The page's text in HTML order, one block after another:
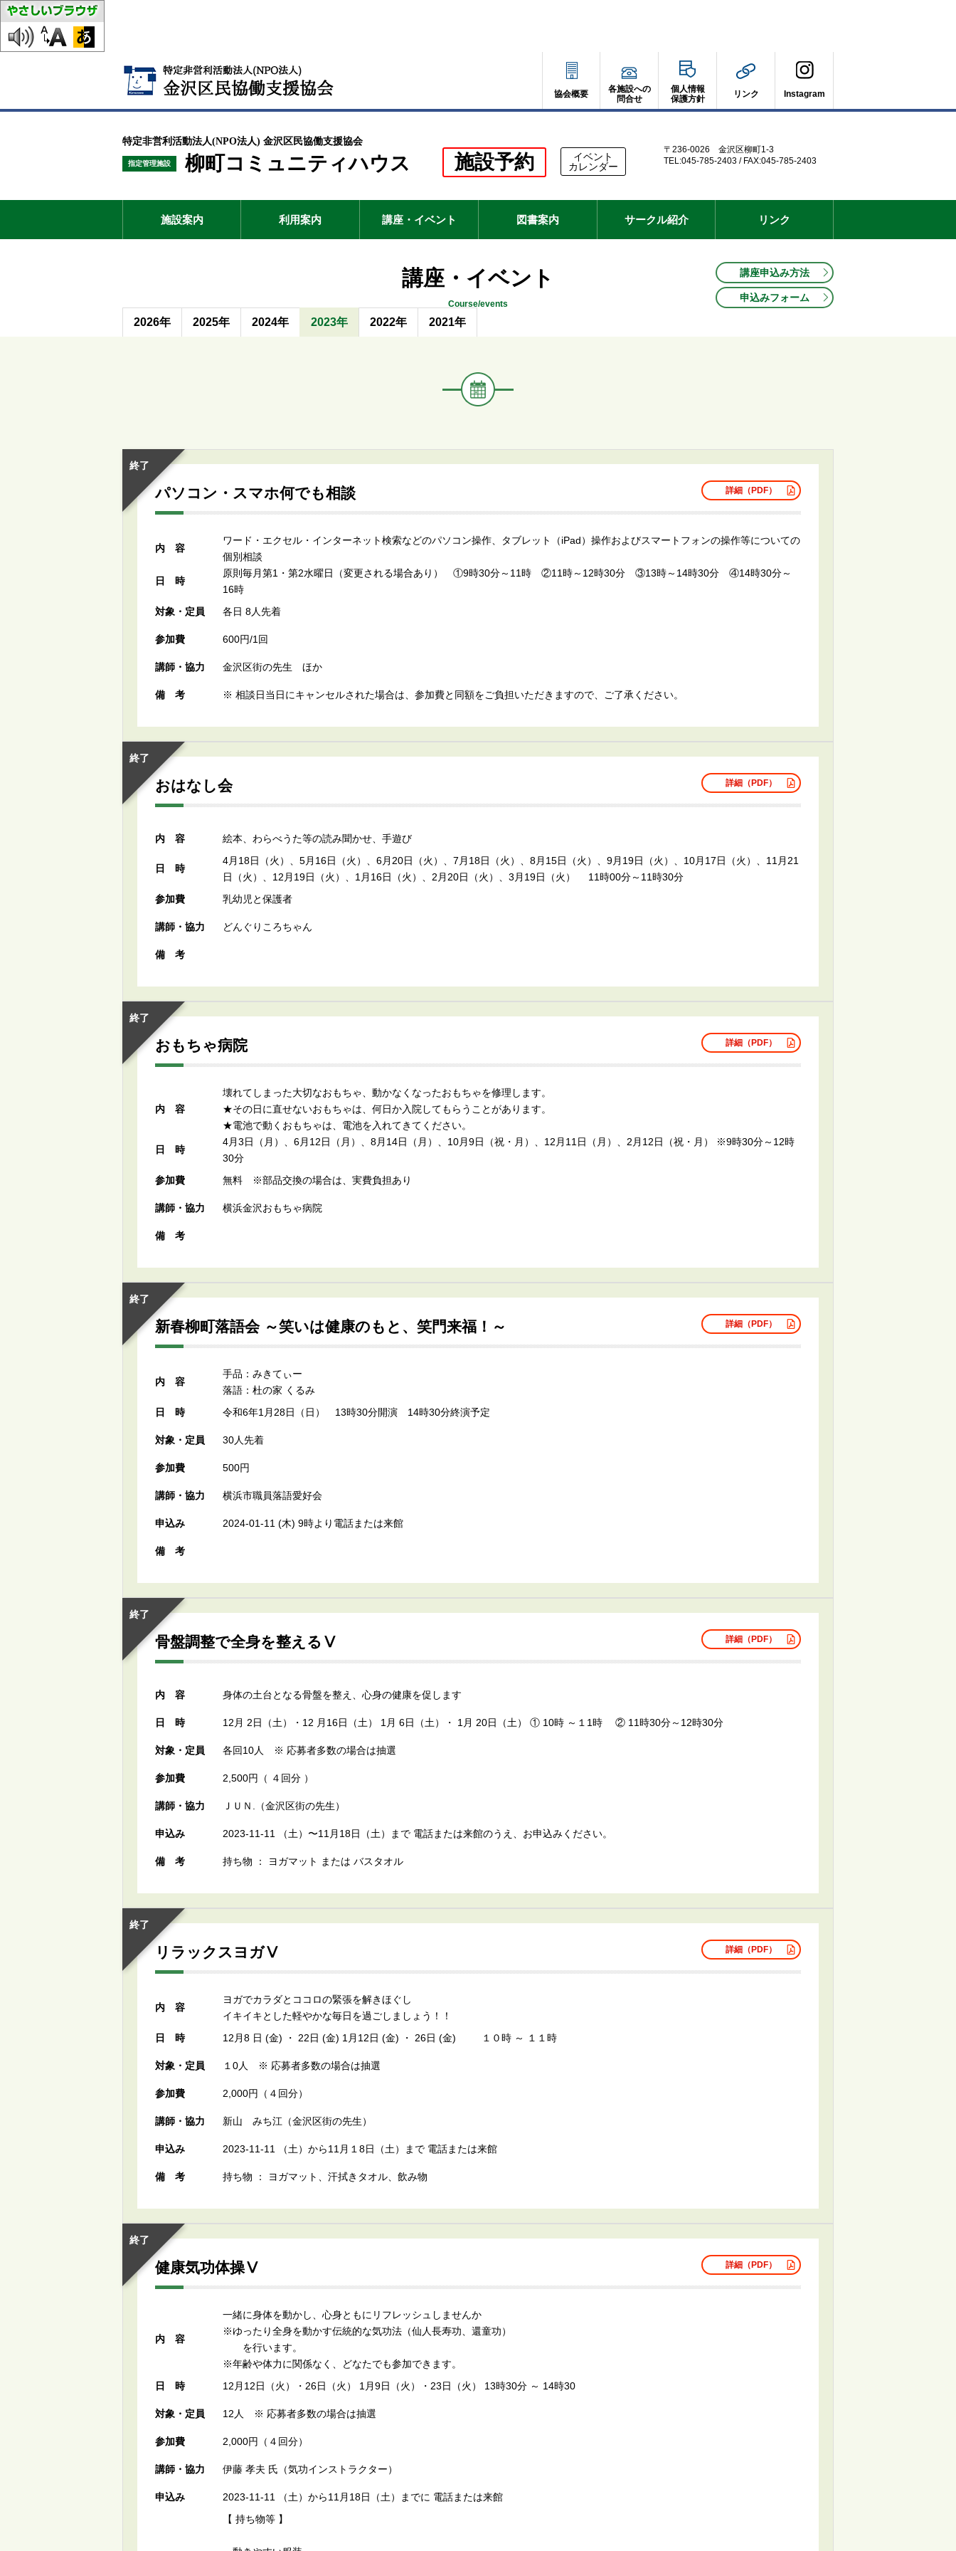
協会概要
各施設への
問合せ
個人情報
保護方針
リンク Instagram
特定非営利活動法人(NPO法人) 金沢区民協働支援協会
指定管理施設 柳町コミュニティハウス 施設予約別
ウ
ィ
ン
ド
で
イベント
カレンダー
ウ
ウ
〒236-0026 金沢区柳町1-3
TEL:045-785-2403 / FAX:045-785-2403
施設案内 利用案内 講座・イベント 図書案内 サークル紹介 リンク
講座・イベント
Course/events
講座申込み方法
申込みフォーム
2026年 2025年 2024年 2023年 2022年 2021年
イ
ベ
ン
終了
パソコン・スマホ何でも相談 詳細（PDF）
内容
ワード・エクセル・インターネット検索などのパソコン操作、タブレット（iPad）操作およびスマートフォンの操作等についての
個別相談
日時
原則毎月第1・第2水曜日（変更される場合あり） ①9時30分～11時 ②11時～12時30分 ③13時～14時30分 ④14時30分～
16時
対象・定員
各日 8人先着
参加費 600円/1回
講師・協力 金沢区街の先生 ほか
備考 ※ 相談日当日にキャンセルされた場合は、参加費と同額をご負担いただきますので、ご了承ください。
終了
おはなし会 詳細（PDF）
内容 絵本、わらべうた等の読み聞かせ、手遊び
日時
4月18日（火）、5月16日（火）、6月20日（火）、7月18日（火）、8月15日（火）、9月19日（火）、10月17日（火）、11月21
日（火）、12月19日（火）、1月16日（火）、2月20日（火）、3月19日（火） 11時00分～11時30分
参加費
乳幼児と保護者
講師・協力 どんぐりころちゃん
備考
終了
おもちゃ病院 詳細（PDF）
内容
壊れてしまった大切なおもちゃ、動かなくなったおもちゃを修理します。
★その日に直せないおもちゃは、何日か入院してもらうことがあります。
★電池で動くおもちゃは、電池を入れてきてください。
日時
4月3日（月）、6月12日（月）、8月14日（月）、10月9日（祝・月）、12月11日（月）、2月12日（祝・月） ※9時30分～12時
30分
参加費
無料 ※部品交換の場合は、実費負担あり
講師・協力 横浜金沢おもちゃ病院
備考
終了
新春柳町落語会 ～笑いは健康のもと、笑門来福！～ 詳細（PDF）
内容
手品：みきてぃー
落語：杜の家 くるみ
日時
令和6年1月28日（日） 13時30分開演 14時30分終演予定
対象・定員 30人先着
参加費 500円
講師・協力 横浜市職員落語愛好会
申込み 2024-01-11 (木) 9時より電話または来館
備考
終了
骨盤調整で全身を整えるⅤ 詳細（PDF）
内容 身体の土台となる骨盤を整え、心身の健康を促します
日時 12月 2日（土）・12 月16日（土） 1月 6日（土）・ 1月 20日（土） ① 10時 ～１1時 ② 11時30分～12時30分
対象・定員 各回10人 ※ 応募者多数の場合は抽選
参加費 2,500円（ ４回分 ）
講師・協力 ＪＵＮ.（金沢区街の先生）
申込み 2023-11-11 （土）〜11月18日（土）まで 電話または来館のうえ、お申込みください。
備考 持ち物 ： ヨガマット または バスタオル
終了
リラックスヨガⅤ 詳細（PDF）
内容
ヨガでカラダとココロの緊張を解きほぐし
イキイキとした軽やかな毎日を過ごしましょう！！
日時
12月8 日 (金) ・ 22日 (金) 1月12日 (金) ・ 26日 (金) １０時 ～ １１時
対象・定員 １0人 ※ 応募者多数の場合は抽選
参加費 2,000円（４回分）
講師・協力 新山 みち江（金沢区街の先生）
申込み 2023-11-11 （土）から11月１8日（土）まで 電話または来館
備考 持ち物 ： ヨガマット、汗拭きタオル、飲み物
終了
健康気功体操Ⅴ 詳細（PDF）
内容
一緒に身体を動かし、心身ともにリフレッシュしませんか
※ゆったり全身を動かす伝統的な気功法（仙人長寿功、還童功）
を行います。
※年齢や体力に関係なく、どなたでも参加できます。
日時
12月12日（火）・26日（火） 1月9日（火）・23日（火） 13時30分 ～ 14時30
対象・定員 12人 ※ 応募者多数の場合は抽選
参加費 2,000円（４回分）
講師・協力 伊藤 孝夫 氏（気功インストラクター）
申込み
2023-11-11 （土）から11月18日（土）までに 電話または来館
【 持ち物等 】